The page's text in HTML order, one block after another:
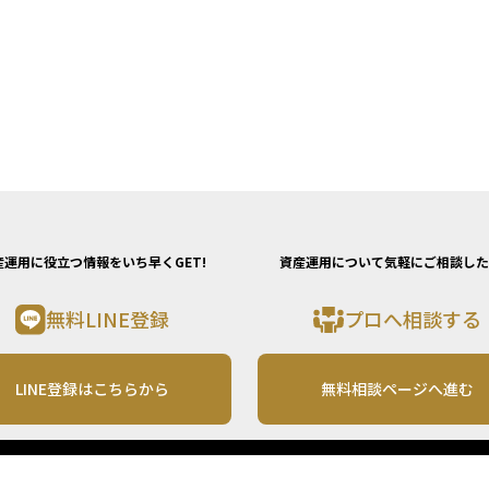
運用に役立つ情報をいち早くGET!
無料LINE登録
LINE登録はこちらから
資産運用について気軽にご相談し
プロへ相談する
無料相談ページへ進む